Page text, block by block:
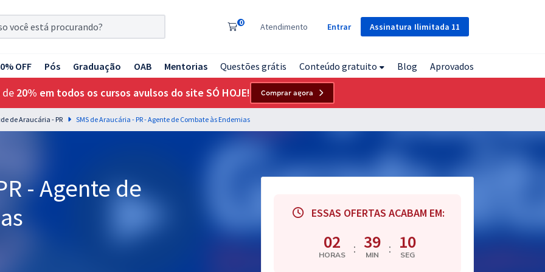
Assinatura Ilimitada 11
0 Atendimento Entrar
OFF Pós Graduação OAB Mentorias Questões grátis Conteúdo gratuito Blog Aprovados
de 20% em todos os cursos avulsos do site SÓ HOJE! Comprar agora
de Araucária - PR SMS de Araucária - PR - Agente de Combate às Endemias
- Agente de
ESSAS OFERTAS ACABAM EM:
02
HORAS : 39
MIN : 09
SEG